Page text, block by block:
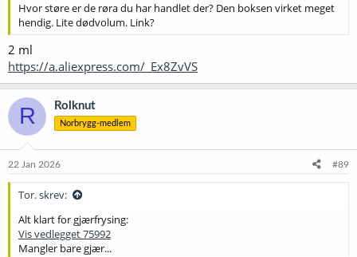
Hvor støre er de røra du har handlet der? Den boksen virket meget
hendig. Lite dødvolum. Link?
2 ml
https://a.aliexpress.com/_Ex8ZvVS
R Rolknut
Norbrygg-medlem
22 Jan 2026 #89
Tor. skrev:
Alt klart for gjærfrysing:
Vis vedlegget 75992
Mangler bare gjær...